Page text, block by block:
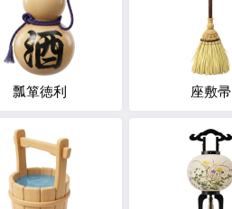
瓢箪徳利 座敷帚